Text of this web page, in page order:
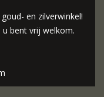
en zilverwinkel!
bent vrij welkom.